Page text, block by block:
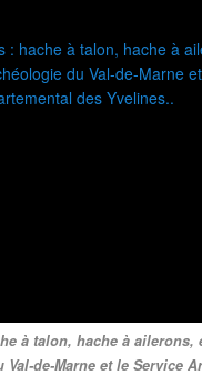
à talon, hache à
de-Marne et le Service